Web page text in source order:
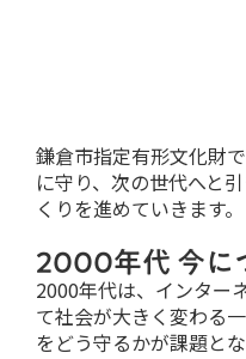
鎌倉市指定有形文化財
に守り、次の世代へと
くりを進めていきます。
2000年代 今に
2000年代は、インター
て社会が大きく変わる
をどう守るかが課題と